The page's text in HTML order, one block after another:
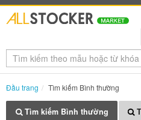
Đầu trang Tìm kiếm Bình thường
Tìm kiếm Bình thường